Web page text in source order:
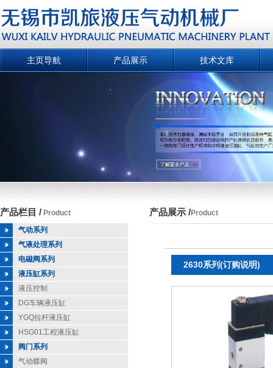
主页导航 产品展示 技术文库
产品栏目 / Product
气动系列
气液处理系列
电磁阀系列
液压缸系列
液压控制
DG车辆液压缸
YGQ拉杆液压缸
HSG01工程液压缸
阀门系列
气动蝶阀
产品展示 /Product
2630系列(订购说明)